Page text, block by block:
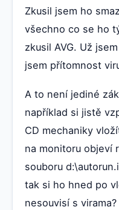
Zkusil jsem ho
všechno co se ho
zkusil AVG. Už
jsem přítomnost
A to není jediné
například si jistě
CD mechaniky
na monitoru objeví
souboru
tak si ho hned po
nesouvisí s